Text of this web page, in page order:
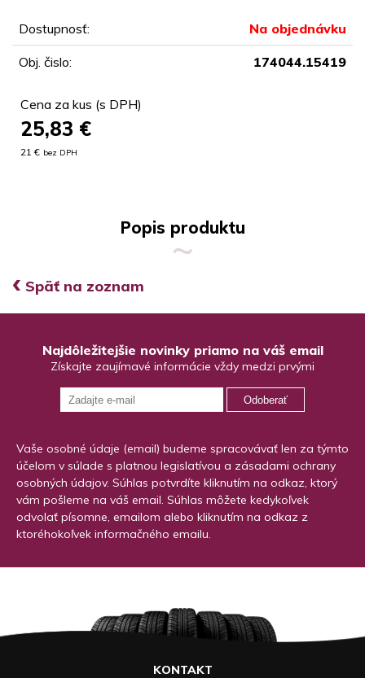
Dostupnosť: Na objednávku
Obj. čislo: 174044.15419
Cena za kus (s DPH)
25,83 €
21 € bez DPH
Popis produktu
‹ Späť na zoznam
Najdôležitejšie novinky priamo na váš email
Získajte zaujímavé informácie vždy medzi prvými
Odoberať
Vaše osobné údaje (email) budeme spracovávať len za týmto
účelom v súlade s platnou legislatívou a zásadami ochrany
osobných údajov. Súhlas potvrdíte kliknutím na odkaz, ktorý
vám pošleme na váš email. Súhlas môžete kedykoľvek
odvolať písomne, emailom alebo kliknutím na odkaz z
ktoréhokoľvek informačného emailu.
KONTAKT